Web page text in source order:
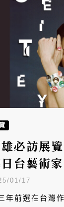
必訪展
台藝術
治朗》
01/17
年前選在台灣